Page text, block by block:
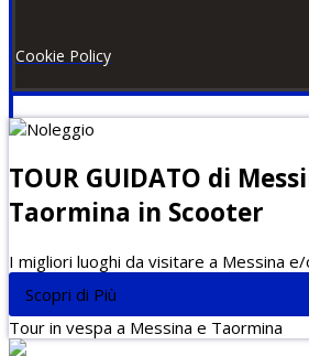
Cookie Policy
TOUR GUIDATO di
Taormina in Scooter
I migliori luoghi da visitare a Messina
Scopri di Più
Tour in vespa a Messina e Taormina